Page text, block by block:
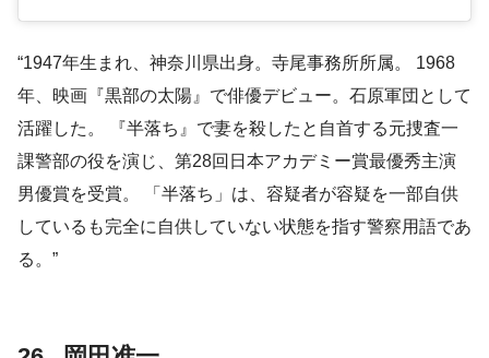
“1947年生まれ、神奈川県出身。寺尾事務所所属。 1968
年、映画『黒部の太陽』で俳優デビュー。石原軍団として
活躍した。 『半落ち』で妻を殺したと自首する元捜査一
課警部の役を演じ、第28回日本アカデミー賞最優秀主演
男優賞を受賞。 「半落ち」は、容疑者が容疑を一部自供
しているも完全に自供していない状態を指す警察用語であ
る。”